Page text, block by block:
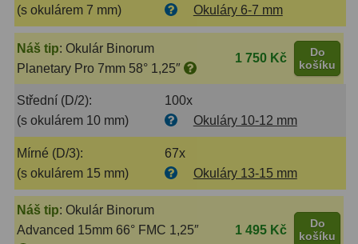
Motory a pohony13
Upínací prvky13
3
Ostatní
Seřízení22
Laserové kolimátory6
Optické kolimátory
(s okulárem 7 mm)
Okuláry 6-7 mm
Náš tip: Okulár Binorum
Planetary Pro 7mm 58° 1,25″
1 750 Kč
Do
košíku
Střední (D/2):
100x
(s okulárem 10 mm)
Okuláry 10-12 mm
Mírné (D/3):
67x
(s okulárem 15 mm)
Okuláry 13-15 mm
Náš tip: Okulár Binorum
Advanced 15mm 66° FMC 1,25″
1 495 Kč
Do
košíku